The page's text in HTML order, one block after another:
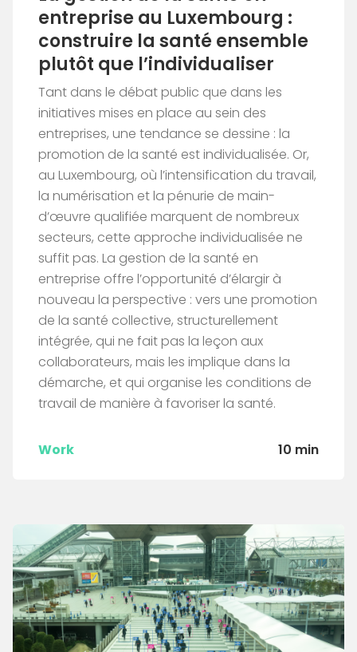
entreprise au Luxembourg :
construire la santé ensemble
plutôt que l’individualiser
Tant dans le débat public que dans les
initiatives mises en place au sein des
entreprises, une tendance se dessine : la
promotion de la santé est individualisée. Or,
au Luxembourg, où l’intensification du travail,
la numérisation et la pénurie de main-
d’œuvre qualifiée marquent de nombreux
secteurs, cette approche individualisée ne
suffit pas. La gestion de la santé en
entreprise offre l’opportunité d’élargir à
nouveau la perspective : vers une promotion
de la santé collective, structurellement
intégrée, qui ne fait pas la leçon aux
collaborateurs, mais les implique dans la
démarche, et qui organise les conditions de
travail de manière à favoriser la santé.
Work 10 min